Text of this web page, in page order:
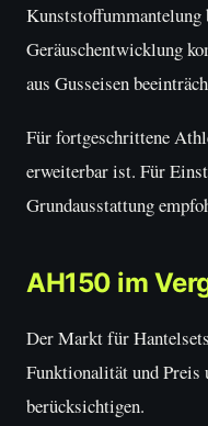
Kunststoffummantelung
Geräuschentwicklung
aus Gusseisen
Für fortgeschrittene
erweiterbar ist. Für
Grundausstattung
AH150 im
Der Markt für
Funktionalität und Preis
berücksichtigen.